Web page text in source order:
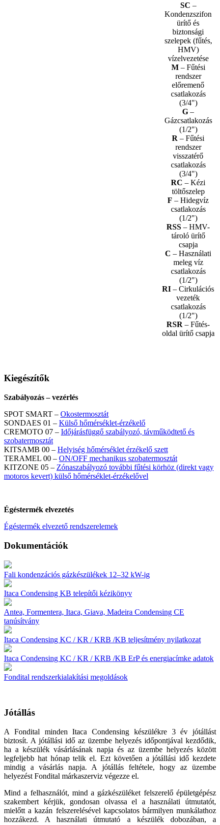
SC –
Kondenzszifon
ürítő és
biztonsági
szelepek (fűtés,
HMV)
vízelvezetése
M– Fűtési
rendszer
előremenő
csatlakozás
(3/4")
G –
Gázcsatlakozás
(1/2")
R – Fűtési
rendszer
visszatérő
csatlakozás
(3/4")
RC – Kézi
töltőszelep
F – Hidegvíz
csatlakozás
(1/2")
RSS – HMV-
tároló ürítő
csapja
C – Használati
meleg víz
csatlakozás
(1/2")
RI – Cirkulációs
vezeték
csatlakozás
(1/2")
RSR – Fűtés-
oldal ürítő csapja
Kiegészítők
Szabályozás – vezérlés
SPOT SMART – Okostermosztát
SONDAES 01 – Külső hőmérséklet-érzékelő
CREMOTO 07 – Időjárásfüggő szabályozó, távműködtető és
szobatermosztát
KITSAMB 00 – Helyiség hőmérséklet érzékelő szett
TERAMEL 00 – ON/OFF mechanikus szobatermosztát
KITZONE 05 – Zónaszabályozó további fűtési körhöz (direkt vagy
motoros kevert) külső hőmérséklet-érzékelővel
Égéstermék elvezetés
Égéstermék elvezető rendszerelemek
Dokumentációk
Fali kondenzációs gázkészülékek 12–32 kW-ig
Itaca Condensing KB telepítői kézikönyv
Antea, Formentera, Itaca, Giava, Madeira Condensing CE
tanúsítvány
Itaca Condensing KC / KR / KRB /KB teljesítmény nyilatkozat
Itaca Condensing KC / KR / KRB /KB ErP és energiacímke adatok
Fondital rendszerkialakítási megoldások
Jótállás
A Fondital minden Itaca Condensing készülékre 3 év jótállást
biztosít. A jótállási idő az üzembe helyezés időpontjával kezdődik,
ha a készülék vásárlásának napja és az üzembe helyezés között
legfeljebb hat hónap telik el. Ezt követően a jótállási idő kezdete
mindig a vásárlás napja. A jótállás feltétele, hogy az üzembe
helyezést Fondital márkaszerviz végezze el.
Mind a felhasználót, mind a gázkészüléket felszerelő épületgépész
szakembert kérjük, gondosan olvassa el a használati útmutatót,
mielőtt a kazán felszerelésével kapcsolatos bármilyen munkálathoz
hozzákezd. A használati útmutató a készülék dobozában, a